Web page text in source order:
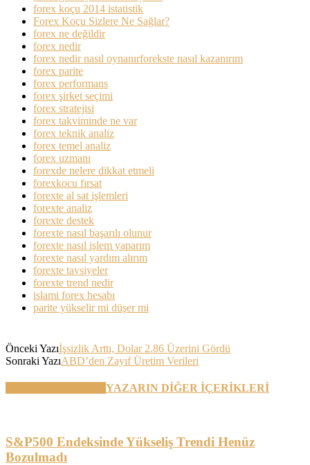
forex koçu 2014 istatistik
Forex Koçu Sizlere Ne Sağlar?
forex ne değildir
forex nedir
forex nedir nasıl oynanırforekste nasıl kazanırım
forex parite
forex performans
forex şirket seçimi
forex stratejisi
forex takviminde ne var
forex teknik analiz
forex temel analiz
forex uzmanı
forexde nelere dikkat etmeli
forexkocu fırsat
forexte al sat işlemleri
forexte analiz
forexte destek
forexte nasıl başarılı olunur
forexte nasıl işlem yaparım
forexte nasıl yardım alırım
forexte tavsiyeler
forexte trend nedir
islami forex hesabı
parite yükselir mi düşer mi
Önceki Yazıİşsizlik Arttı, Dolar 2.86 Üzerini Gördü
Sonraki YazıABD’den Zayıf Üretim Verileri
YAZARIN DİĞER İÇERİKLERİ
S&P500 Endeksinde Yükseliş Trendi Henüz
Bozulmadı